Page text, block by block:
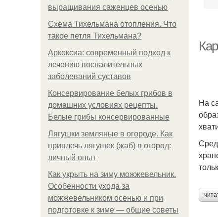
выращивания саженцев осенью
Схема Тихельмана отопления. Что
такое петля Тихельмана?
Аркоксиа: современный подход к
лечению воспалительных
заболеваний суставов
Консервирование белых грибов в
домашних условиях рецепты.
Белые грибы консервированные
Лягушки земляные в огороде. Как
привлечь лягушек (жаб) в огород:
личный опыт
Как укрыть на зиму можжевельник.
Особенности ухода за
можжевельником осенью и при
подготовке к зиме — общие советы
На